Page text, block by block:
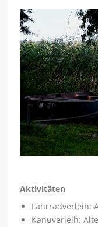
Aktivitäten
Fahrradverleih:
Kanuverleih: